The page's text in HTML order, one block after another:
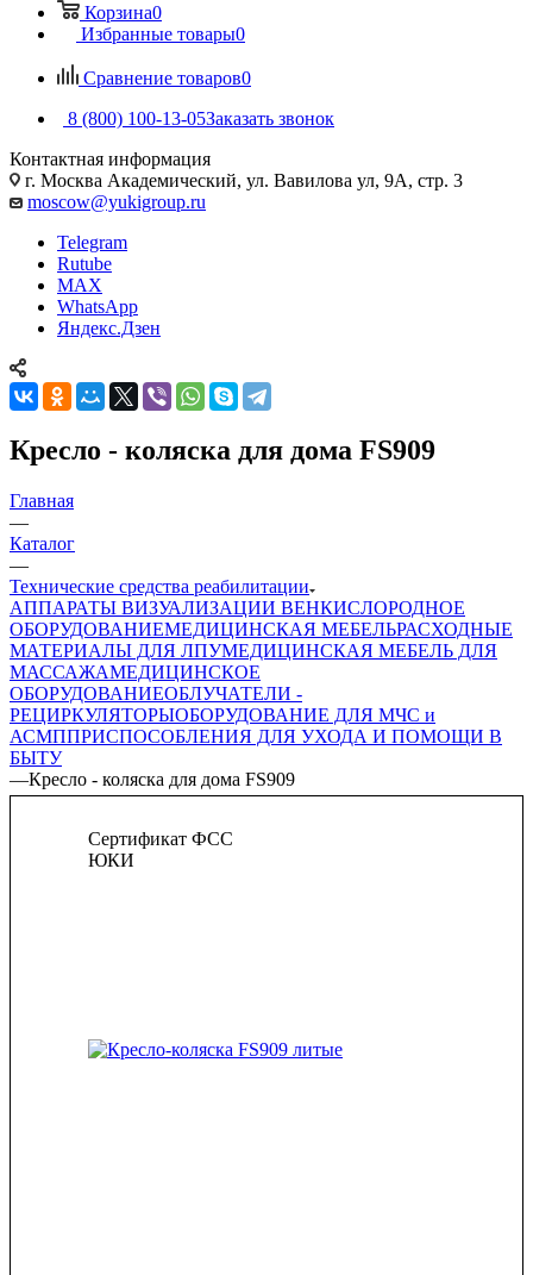
Корзина0
Избранные товары0
Сравнение товаров0
8 (800) 100-13-05Заказать звонок
Контактная информация
г. Москва Академический, ул. Вавилова ул, 9А, стр. 3
moscow@yukigroup.ru
Telegram
Rutube
MAX
WhatsApp
Яндекс.Дзен
Кресло - коляска для дома FS909
Главная
—
Каталог
—
Технические средства реабилитации
АППАРАТЫ ВИЗУАЛИЗАЦИИ ВЕНКИСЛОРОДНОЕ
ОБОРУДОВАНИЕМЕДИЦИНСКАЯ МЕБЕЛЬРАСХОДНЫЕ
МАТЕРИАЛЫ ДЛЯ ЛПУМЕДИЦИНСКАЯ МЕБЕЛЬ ДЛЯ
МАССАЖАМЕДИЦИНСКОЕ
ОБОРУДОВАНИЕОБЛУЧАТЕЛИ -
РЕЦИРКУЛЯТОРЫОБОРУДОВАНИЕ ДЛЯ МЧС и
АСМППРИСПОСОБЛЕНИЯ ДЛЯ УХОДА И ПОМОЩИ В
БЫТУ
—Кресло - коляска для дома FS909
Сертификат ФСС
ЮКИ